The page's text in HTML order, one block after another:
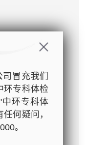
冒充我们
环专科体检
环专科体
何疑问，
。